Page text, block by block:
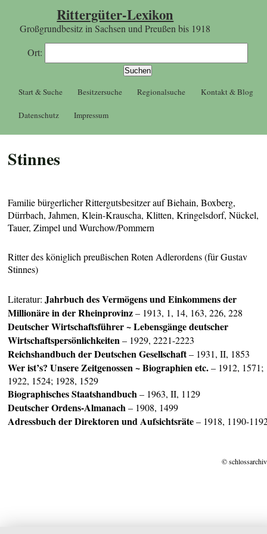
Rittergüter-Lexikon
Großgrundbesitz in Sachsen und Preußen bis 1918
Ort:
Start & Suche Besitzersuche Regionalsuche Kontakt & Blog
Datenschutz Impressum
Stinnes
Familie bürgerlicher Rittergutsbesitzer auf Biehain, Boxberg,
Dürrbach, Jahmen, Klein-Krauscha, Klitten, Kringelsdorf, Nückel,
Tauer, Zimpel und Wurchow/Pommern
Ritter des königlich preußischen Roten Adlerordens (für Gustav
Stinnes)
Literatur:Jahrbuch des Vermögens und Einkommens der
Millionäre in der Rheinprovinz– 1913, 1, 14, 163, 226, 228
Deutscher Wirtschaftsführer ~ Lebensgänge deutscher
Wirtschaftspersönlichkeiten – 1929, 2221-2223
Reichshandbuch der Deutschen Gesellschaft– 1931, II, 1853
Wer ist’s? Unsere Zeitgenossen ~ Biographien etc.– 1912, 1571;
1922, 1524; 1928, 1529
Biographisches Staatshandbuch – 1963, II, 1129
Deutscher Ordens-Almanach – 1908, 1499
Adressbuch der Direktoren und Aufsichtsräte– 1918, 1190-
©